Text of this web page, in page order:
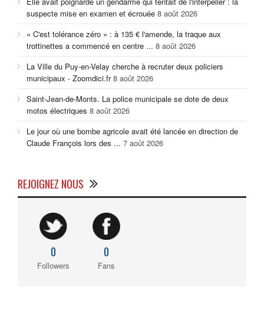
suspecte mise en examen et écrouée 8 août 2026
« C'est tolérance zéro » : à 135 € l'amende, la traque aux
trottinettes a commencé en centre ... 8 août 2026
La Ville du Puy-en-Velay cherche à recruter deux policiers
municipaux - Zoomdici.fr 8 août 2026
Saint-Jean-de-Monts. La police municipale se dote de deux
motos électriques 8 août 2026
Le jour où une bombe agricole avait été lancée en direction de
Claude François lors des ... 7 août 2026
REJOIGNEZ NOUS
0
Followers
0
Fans